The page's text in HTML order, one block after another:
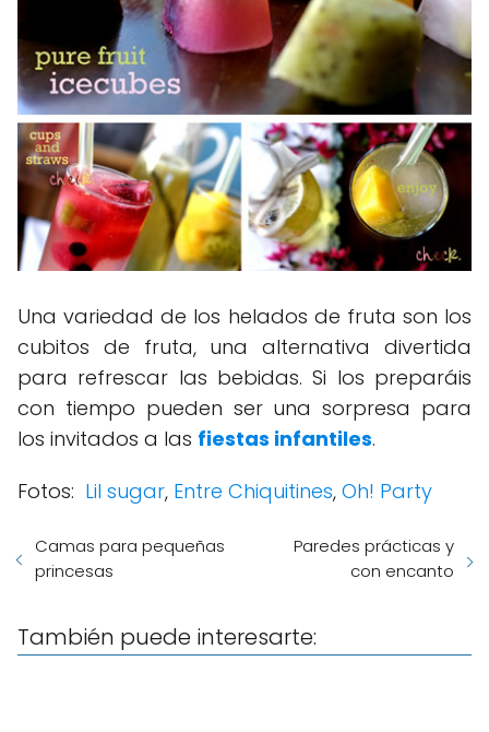
Una variedad de los helados de fruta son los
cubitos de fruta, una alternativa divertida
para refrescar las bebidas. Si los preparáis
con tiempo pueden ser una sorpresa para
los invitados a las fiestas infantiles.
Fotos: Lil sugar, Entre Chiquitines, Oh! Party
Camas para pequeñas
princesas
Paredes prácticas y
con encanto
También puede interesarte: